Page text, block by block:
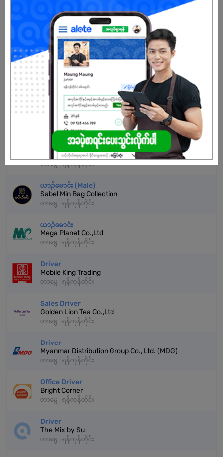
သက်တမ်းကုန်သွားပါပြီ
အကောင့်မရှိသေးဘူးလား?
မှတ်ပုံတင်မယ်
နောက်ထပ်အလားတူအလုပ်များ
Driver
Htat Thiha Paing Co.,ltd
တာမွေ | ရန်ကုန်တိုင်း
ယာဉ်မောင်း (Male)
Sabel Min Bag Collection
တာမွေ | ရန်ကုန်တိုင်း
ယာဉ်မောင်း
Mega Planet Co.,Ltd
တာမွေ | ရန်ကုန်တိုင်း
Driver
Mobile King Trading
တာမွေ | ရန်ကုန်တိုင်း
Sales Driver
Golden Lion Tea Co.,Ltd
တာမွေ | ရန်ကုန်တိုင်း
Driver
Myanmar Distribution Group Co., Ltd. (MDG)
တာမွေ | ရန်ကုန်တိုင်း
Office Driver
Bright Corner
တာမွေ | ရန်ကုန်တိုင်း
Driver
The Mix by Su
တာမွေ | ရန်ကုန်တိုင်း